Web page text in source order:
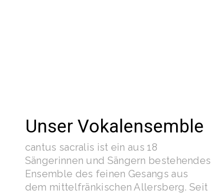
Unser Vokalensemble
cantus sacralis ist ein aus 18
Sängerinnen und Sängern bestehendes
Ensemble des feinen Gesangs aus
dem mittelfränkischen Allersberg. Seit